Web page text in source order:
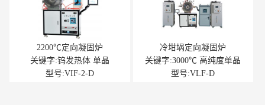
2200℃定向凝固炉
关键字:钨发热体 单晶
型号:VIF-2-D
冷坩埚定向凝固炉
关键字:3000℃ 高纯度单晶
型号:VLF-D